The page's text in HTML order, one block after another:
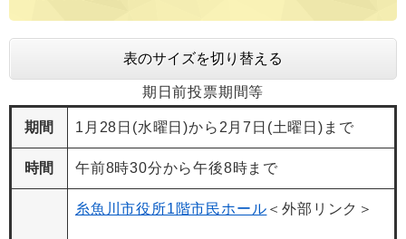
表のサイズを切り替える
期日前投票期間等
期間 1月28日(水曜日)から2月7日(土曜日)まで
時間 午前8時30分から午後8時まで
糸魚川市役所1階市民ホール ＜外部リンク＞